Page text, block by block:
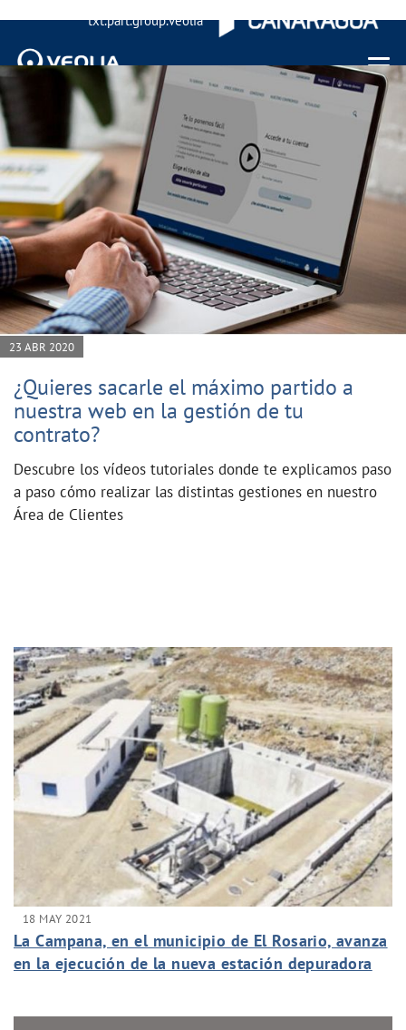
txt.part.group.veolia
Menu
23 ABR 2020
¿Quieres sacarle el máximo partido a
nuestra web en la gestión de tu
contrato?
Descubre los vídeos tutoriales donde te explicamos paso
a paso cómo realizar las distintas gestiones en nuestro
Área de Clientes
18 MAY 2021
La Campana, en el municipio de El Rosario, avanza
en la ejecución de la nueva estación depuradora